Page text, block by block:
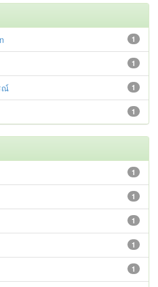
1
1
1
ณ์
1
1
1
1
1
1